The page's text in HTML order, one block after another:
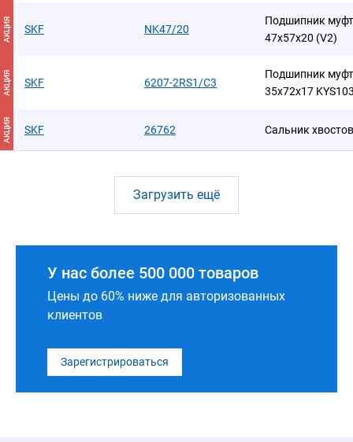
АКЦИЯ SKF NK47/20
Подшипник
47х57х20 (V2)
АКЦИЯ SKF 6207-2RS1/C3
Подшипник
35x72x17
АКЦИЯ SKF 26762 Сальник
Загрузить ещё
У нас более 500 000 товаров
Цены до 60% ниже для авторизованных
клиентов
Зарегистрироваться